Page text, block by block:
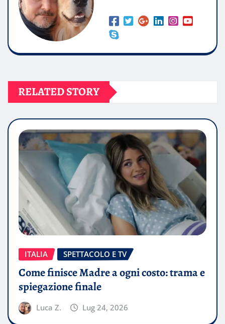
RELATED STORY
ITALIA SPETTACOLO E TV
Come finisce Madre a ogni costo: trama e
spiegazione finale
Luca Z. Lug 24, 2026